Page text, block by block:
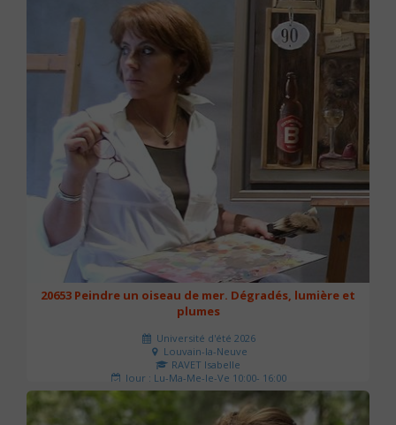
20653 Peindre un oiseau de mer. Dégradés, lumière et
plumes
Université d'été 2026
Louvain-la-Neuve
RAVET Isabelle
Jour : Lu-Ma-Me-Je-Ve 10:00- 16:00
Nombre de séances : 2